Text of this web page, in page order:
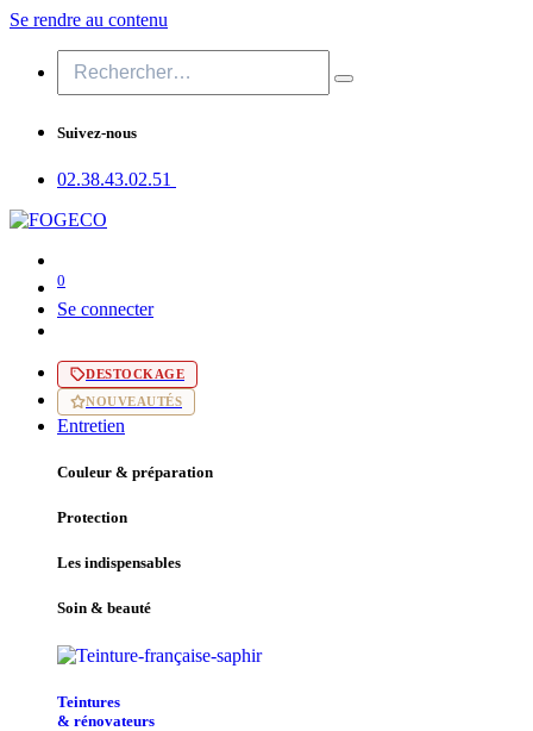
Se rendre au contenu
Suivez-nous
02.38.43​.02.51
0
Se connecter
DESTOCKAGE
NOUVEAUTÉS
Entretien
Couleur & préparation
Protection
Les indispensables
Soin & beauté
Teintu​res
& r​é​novateurs